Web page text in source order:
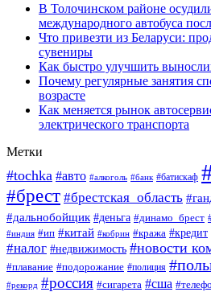
В Толочинском районе
международного автобуса
Что привезти из Беларуси:
сувениры
Как быстро улучшить
Почему регулярные занятия
возрасте
Как меняется рынок
электрического транспорта
Метки
#tochka #авто #алкоголь #банк #батискаф
#брест #брестская_область
#дальнобойщик #деньга #динамо_брест
#индия #ип #китай #кобрин #кража #кредит
#налог #недвижимость #новости
#плавание #подорожание #полиция
#рекорд #россия #сигарета #сша